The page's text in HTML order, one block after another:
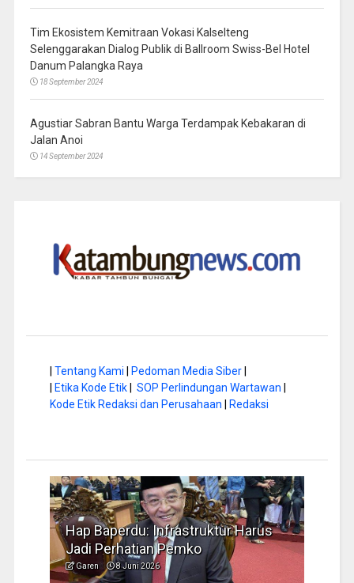
Tim Ekosistem Kemitraan Vokasi Kalselteng
Selenggarakan Dialog Publik di Ballroom Swiss-Bel Hotel
Danum Palangka Raya
18 September 2024
Agustiar Sabran Bantu Warga Terdampak Kebakaran di
Jalan Anoi
14 September 2024
Tentang Kami Pedoman Media Siber|
Etika Kode Etik| SOP Perlindungan Wartawan
Kode Etik Redaksi dan Perusahaan
Redaksi
Hap Baperdu: Infrastruktur Harus
Jadi Perhatian Pemko
Garen 8 Juni 2026